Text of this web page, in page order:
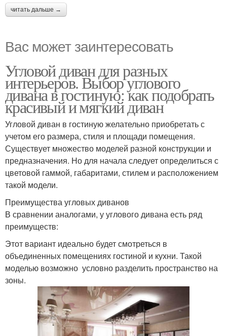
читать дальше →
Вас может заинтересовать
Угловой диван для разных
интерьеров. Выбор углового
дивана в гостиную: как подобрать
красивый и мягкий диван
Угловой диван в гостиную желательно приобретать с
учетом его размера, стиля и площади помещения.
Существует множество моделей разной конструкции и
предназначения. Но для начала следует определиться с
цветовой гаммой, габаритами, стилем и расположением
такой модели.
Преимущества угловых диванов
В сравнении аналогами, у углового дивана есть ряд
преимуществ:
Этот вариант идеально будет смотреться в
объединенных помещениях гостиной и кухни. Такой
моделью возможно условно разделить пространство на
зоны.